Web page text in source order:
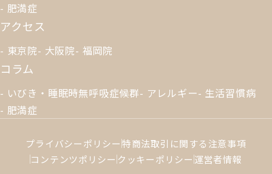
肥満症
アクセス
東京院 大阪院 福岡院
コラム
いびき・睡眠時無呼吸症候群 アレルギー 生活習慣病
肥満症
プライバシーポリシー特商法取引に関する注意事項
コンテンツポリシー クッキーポリシー 運営者情報